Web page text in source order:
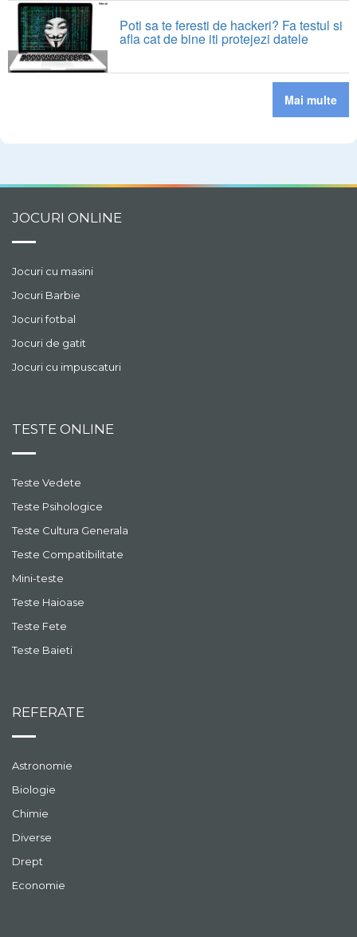
Poti sa te feresti de hackeri? Fa testul si
afla cat de bine iti protejezi datele
Mai multe
JOCURI ONLINE
Jocuri cu masini
Jocuri Barbie
Jocuri fotbal
Jocuri de gatit
Jocuri cu impuscaturi
TESTE ONLINE
Teste Vedete
Teste Psihologice
Teste Cultura Generala
Teste Compatibilitate
Mini-teste
Teste Haioase
Teste Fete
Teste Baieti
REFERATE
Astronomie
Biologie
Chimie
Diverse
Drept
Economie